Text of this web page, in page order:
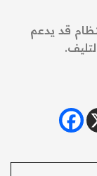
قد يدعم